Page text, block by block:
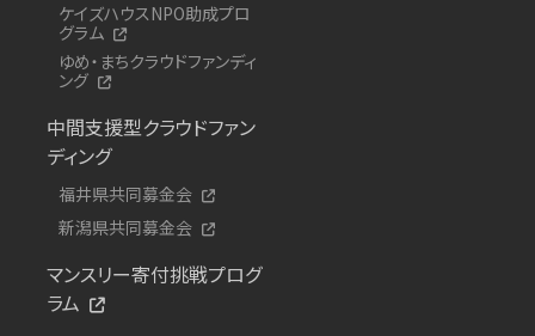
ケイズハウスNPO助成プロ
グラム
ゆめ・まちクラウドファンディ
ング
中間支援型クラウドファン
ディング
福井県共同募金会
新潟県共同募金会
マンスリー寄付挑戦プログ
ラム